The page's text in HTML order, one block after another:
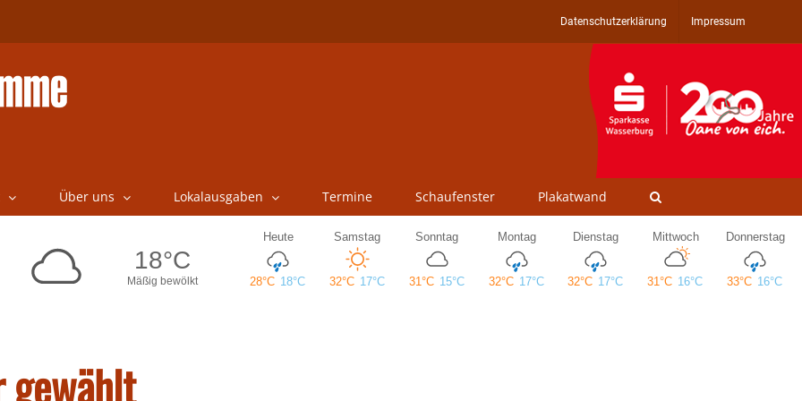
Datenschutzerklärung Impressum
Über uns Lokalausgaben Termine Schaufenster Plakatwand
gewählt